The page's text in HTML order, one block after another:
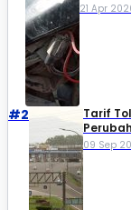
21 Apr
#2
Tarif
09 Sep